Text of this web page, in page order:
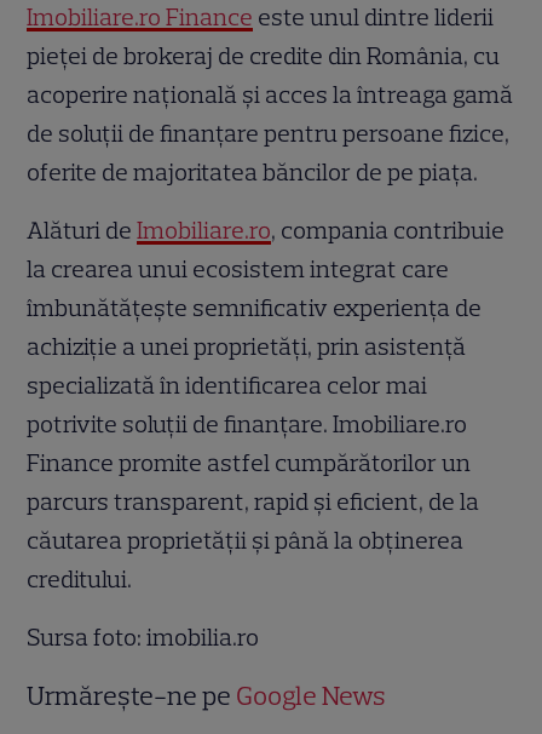
Imobiliare.ro Finance este unul dintre liderii
pieței de brokeraj de credite din România, cu
acoperire națională și acces la întreaga gamă
de soluții de finanțare pentru persoane fizice,
oferite de majoritatea băncilor de pe piața.
Alături deImobiliare.ro, compania contribuie
la crearea unui ecosistem integrat care
îmbunătățește semnificativ experiența de
achiziție a unei proprietăți, prin asistență
specializată în identificarea celor mai
potrivite soluții de finanțare. Imobiliare.ro
Finance promite astfel cumpărătorilor un
parcurs transparent, rapid și eficient, de la
căutarea proprietății și până la obținerea
creditului.
Sursa foto: imobilia.ro
Urmărește-ne pe Google News